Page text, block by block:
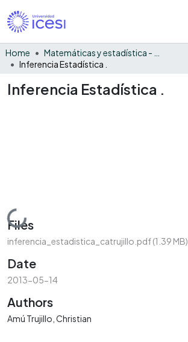
Home
Inferencia Estadística .
Inferencia Estadística .
Loading...
Files
inferencia_estadistica_catrujillo.pdf(1.39 MB)
Date
2013-05-14
Authors
Amú Trujillo, Christian